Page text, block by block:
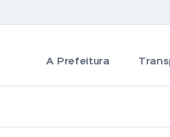
A Prefeitura